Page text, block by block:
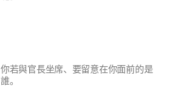
你若與官長坐席、要留意在你面前的是
誰。